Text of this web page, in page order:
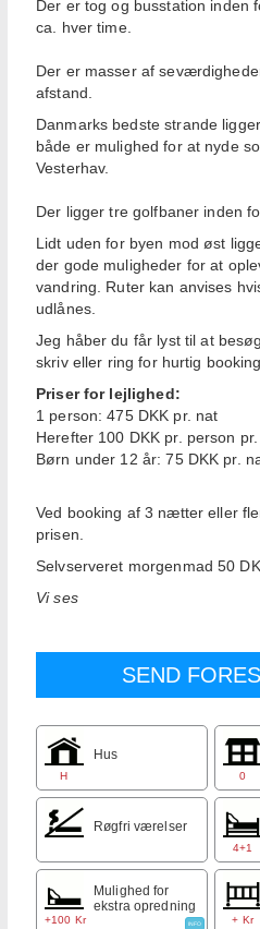
Der er tog og busstation inden
ca. hver time.
Der er masser af
afstand.
Danmarks bedste strande
både er mulighed for at nyde
Vesterhav.
Der ligger tre golfbaner inden
Lidt uden for byen mod øst
der gode muligheder for at
vandring. Ruter kan anvises
udlånes.
Jeg håber du får lyst til at
skriv eller ring for hurtig booking.
Priser for lejlighed:
1 person: 475 DKK pr. nat
Herefter 100 DKK pr. person
Børn under 12 år: 75 DKK pr.
Ved booking af 3 nætter eller
prisen.
Selvserveret morgenmad 50
Vi ses
H
Hus
0
Røgfri værelser
4+1
+100 Kr
Mulighed for
ekstra opredning
INFO + Kr